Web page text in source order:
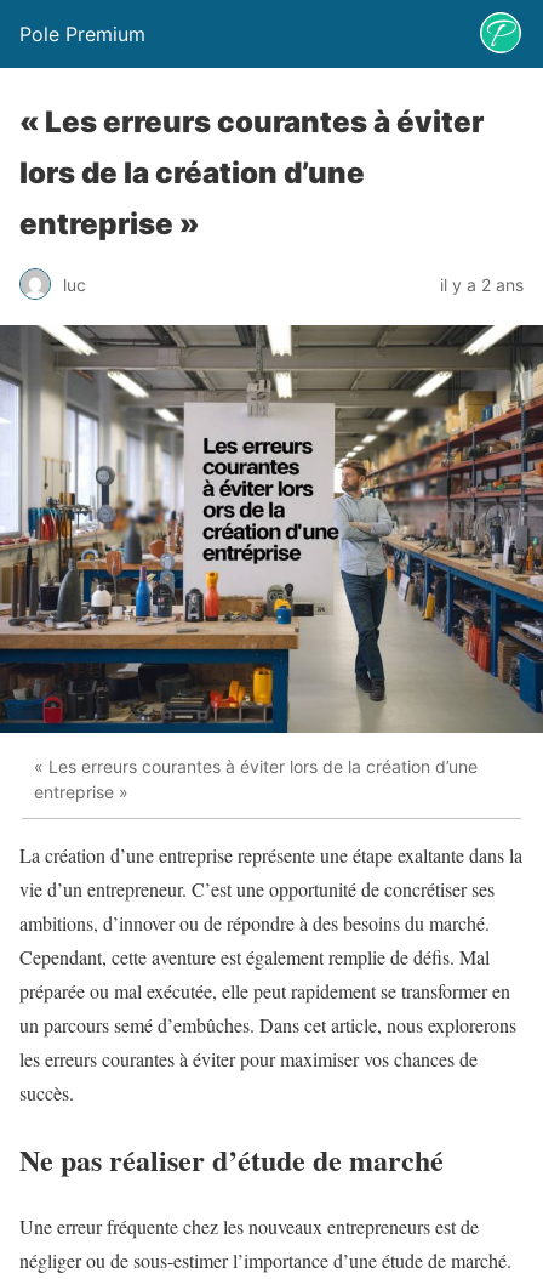
Pole Premium
« Les erreurs courantes à éviter
lors de la création d’une
entreprise »
luc il y a 2 ans
« Les erreurs courantes à éviter lors de la création d’une
entreprise »
La création d’une entreprise représente une étape exaltante dans la
vie d’un entrepreneur. C’est une opportunité de concrétiser ses
ambitions, d’innover ou de répondre à des besoins du marché.
Cependant, cette aventure est également remplie de défis. Mal
préparée ou mal exécutée, elle peut rapidement se transformer en
un parcours semé d’embûches. Dans cet article, nous explorerons
les erreurs courantes à éviter pour maximiser vos chances de
succès.
Ne pas réaliser d’étude de marché
Une erreur fréquente chez les nouveaux entrepreneurs est de
négliger ou de sous-estimer l’importance d’une étude de marché.